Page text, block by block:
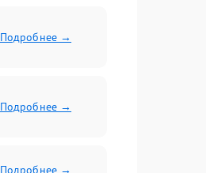
Подробнее →
Подробнее →
Подробнее →